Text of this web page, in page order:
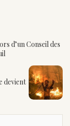
d’un Conseil des
devient